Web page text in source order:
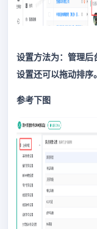
设置方法为：管理
设置还可以拖动排序
参考下图